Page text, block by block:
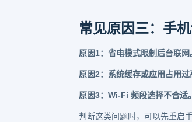
常见原因三：手
原因1：省电模式限制后台联网
原因2：系统缓存或应用占用过
原因3：Wi-Fi 频段选择不合适。
判断这类问题时，可以先重启